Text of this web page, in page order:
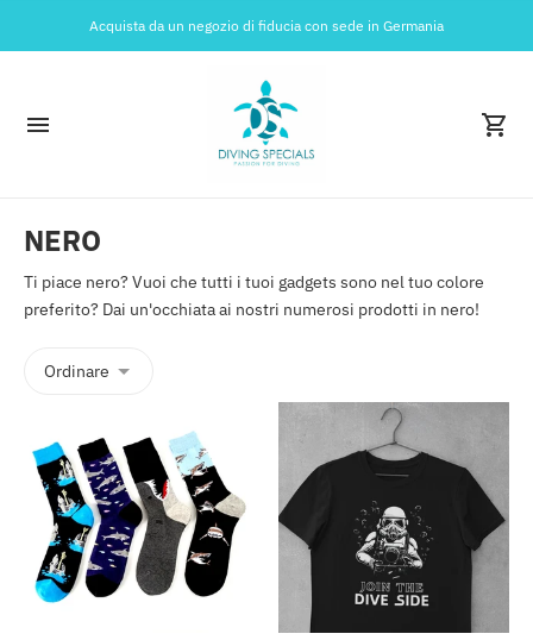
Acquista da un negozio di fiducia con sede in Germania
NERO
Ti piace nero? Vuoi che tutti i tuoi gadgets sono nel tuo colore
preferito? Dai un'occhiata ai nostri numerosi prodotti in nero!
Ordinare